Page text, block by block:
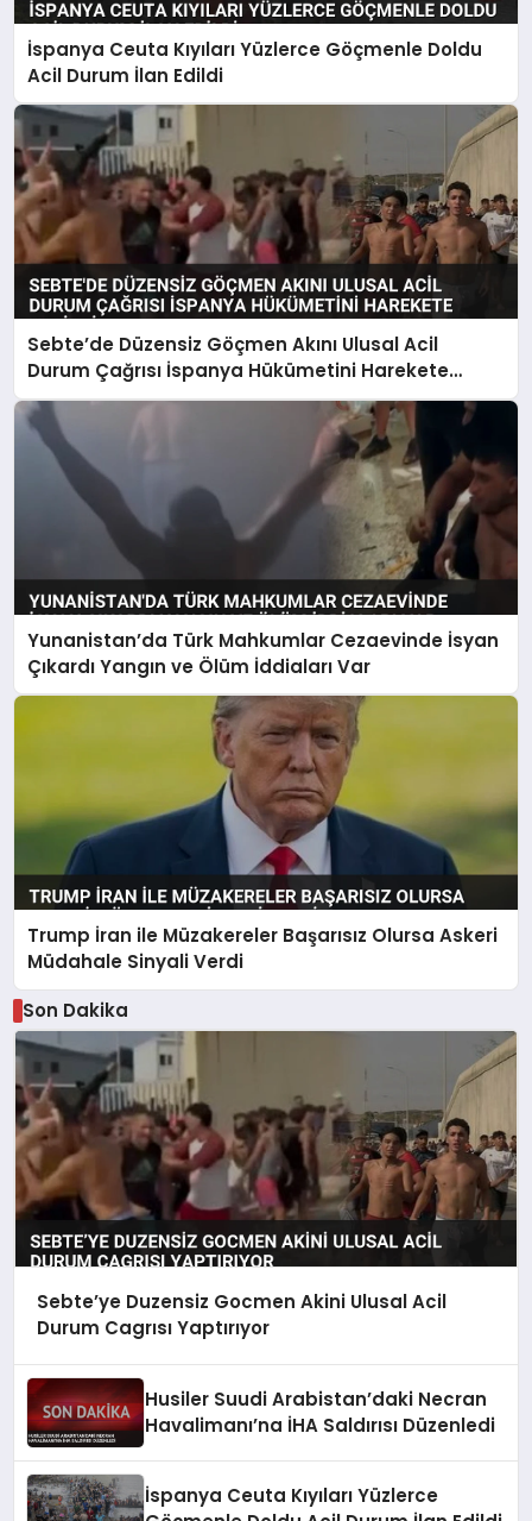
İspanya Ceuta Kıyıları Yüzlerce Göçmenle Doldu
Acil Durum İlan Edildi
Sebte’de Düzensiz Göçmen Akını Ulusal Acil
Durum Çağrısı İspanya Hükümetini Harekete
Geçirdi
Yunanistan’da Türk Mahkumlar Cezaevinde İsyan
Çıkardı Yangın ve Ölüm İddiaları Var
Trump İran ile Müzakereler Başarısız Olursa Askeri
Müdahale Sinyali Verdi
Son Dakika
Sebte’ye Duzensiz Gocmen Akini Ulusal Acil
Durum Cagrısı Yaptırıyor
Husiler Suudi Arabistan’daki Necran
Havalimanı’na İHA Saldırısı Düzenledi
İspanya Ceuta Kıyıları Yüzlerce